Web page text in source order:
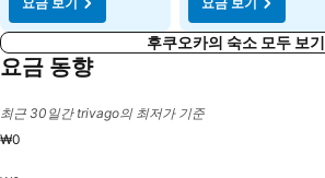
후쿠오카의 숙소 모두 보기
요금 동향
최근 30일간 trivago의 최저가 기준
₩0